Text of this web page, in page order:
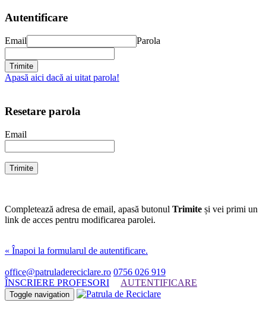
Autentificare
Email Parola
Apasă aici dacă ai uitat parola!
Resetare parola
Email
Completează adresa de email, apasă butonul Trimite și vei primi un
link de acces pentru modificarea parolei.
« Înapoi la formularul de autentificare.
office@patruladereciclare.ro 0756 026 919
ÎNSCRIERE PROFESORI
AUTENTIFICARE
Toggle navigation